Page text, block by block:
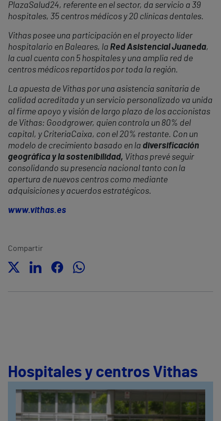
PlazaSalud24, referente en el sector, da servicio a 39
hospitales, 35 centros médicos y 20 clínicas dentales.
Vithas posee una participación en el proyecto líder
hospitalario en Baleares, la Red Asistencial Juaneda,
la cual cuenta con 5 hospitales y una amplia red de
centros médicos repartidos por toda la región.
La apuesta de Vithas por una asistencia sanitaria de
calidad acreditada y un servicio personalizado va unida
al firme apoyo y visión de largo plazo de los accionistas
de Vithas: Goodgrower, quien controla un 80% del
capital, y CriteriaCaixa, con el 20% restante. Con un
modelo de crecimiento basado en la diversificación
geográfica y la sostenibilidad, Vithas prevé seguir
consolidando su presencia nacional tanto con la
apertura de nuevos centros como mediante
adquisiciones y acuerdos estratégicos.
www.vithas.es
Compartir
Hospitales y centros Vithas